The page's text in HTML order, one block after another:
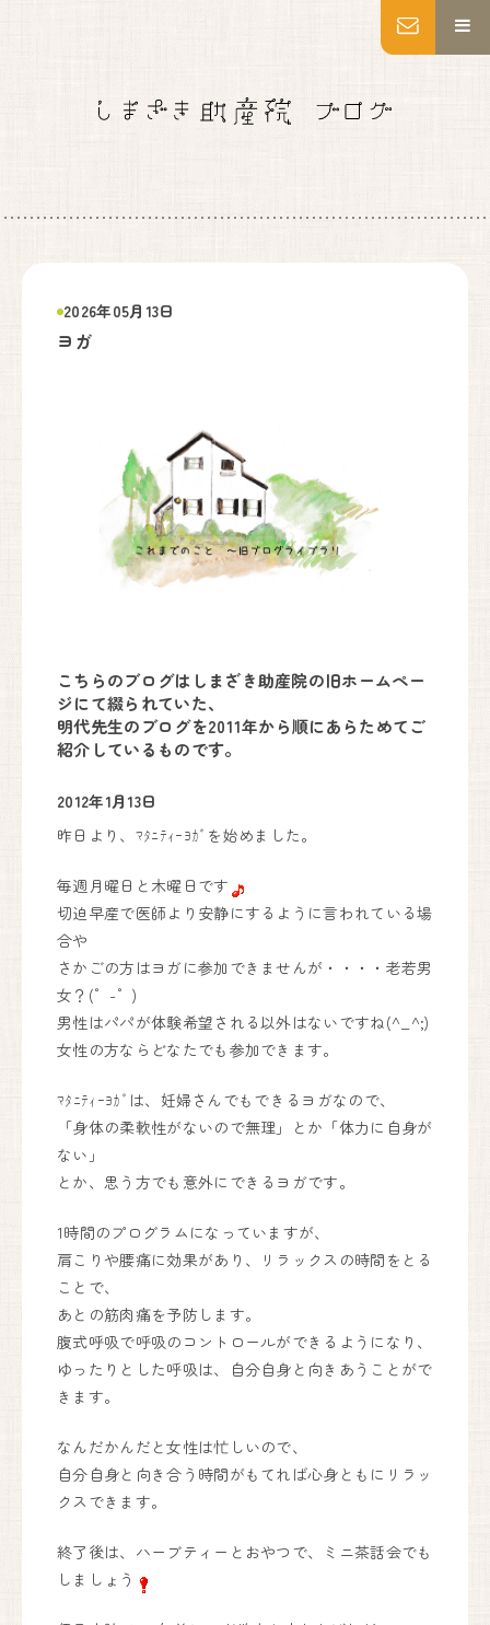
2026年05月13日
ヨガ
こちらのブログはしまざき助産院の旧ホームペー
ジにて綴られていた、
明代先生のブログを2011年から順にあらためてご
紹介しているものです。
2012年1月13日
昨日より、ﾏﾀﾆﾃｨｰﾖｶﾞを始めました。
毎週月曜日と木曜日です
切迫早産で医師より安静にするように言われている場
合や
さかごの方はヨガに参加できませんが・・・・老若男
女？(゜-゜)
男性はパパが体験希望される以外はないですね(^_^;)
女性の方ならどなたでも参加できます。
ﾏﾀﾆﾃｨｰﾖｶﾞは、妊婦さんでもできるヨガなので、
「身体の柔軟性がないので無理」とか「体力に自身が
ない」
とか、思う方でも意外にできるヨガです。
1時間のプログラムになっていますが、
肩こりや腰痛に効果があり、リラックスの時間をとる
ことで、
あとの筋肉痛を予防します。
腹式呼吸で呼吸のコントロールができるようになり、
ゆったりとした呼吸は、自分自身と向きあうことがで
きます。
なんだかんだと女性は忙しいので、
自分自身と向き合う時間がもてれば心身ともにリラッ
クスできます。
終了後は、ハーブティーとおやつで、ミニ茶話会でも
しましょう
トップページ
私たちについて
いのちの教育・助産師教育
よくあるご質問
Instagram
妊婦健診・産後ケア・乳房ケア（完全予約制）
出産は24時間365日体制で対応しております。
072-741-9625
Instagram
〒666-0101
川西市黒川字寺垣内232
川西能勢口から車で25分。
徳林寺さんの道路向かいになり、
側道沿いの看板が目印になります。
Google Maps で見る
妊婦健康診査助成券をお使いいただけます。
見学も承っております。お気軽にお問い合わせください。
フォームからお問い合わせはこちら
お問い合わせフォーム
090-6669-7779